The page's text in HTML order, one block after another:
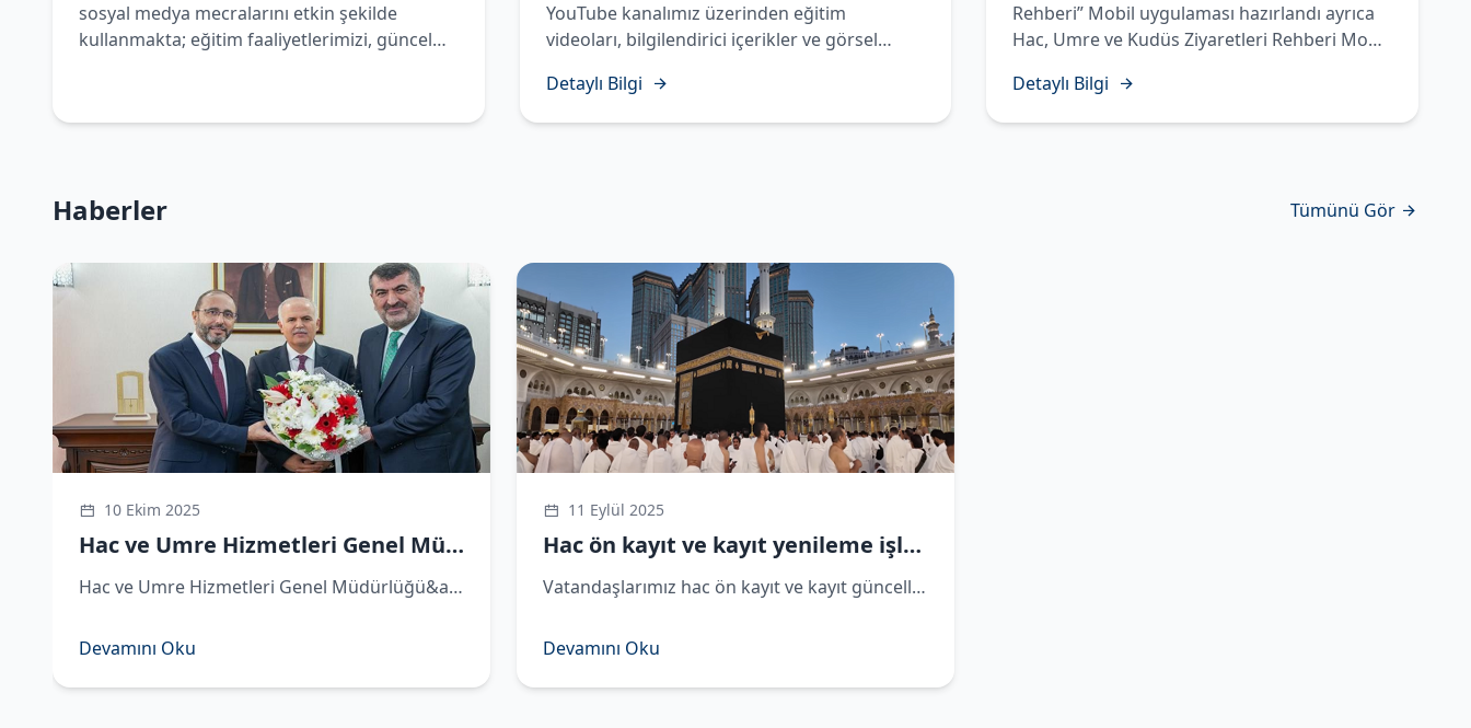
sosyal medya mecralarını etkin şekilde
kullanmakta; eğitim faaliyetlerimizi, güncel
vatandaşlarımızla paylaşmaktayız. Bizleri
Umre yolculuğunuza dair doğru ve güncel
bilgilere kolaylıkla ulaşabilirsiniz.
Sosyal Medya Hesaplarımız
https://x.com/hacveumredib
https://www.instagram.com/hacveumredib
https://www.facebook.com/hacveumredib
https://sosyal.teknofest.app/@hacveumredib
https://www.youtube.com/@hacveumredib
YouTube kanalımız üzerinden eğitim
videoları, bilgilendirici içerikler ve görsel
Hac ve Umre ibadetlerine en doğru şekilde
hazırlanmalarını desteklemekteyiz. Kanalımızı
Detaylı Bilgi
Rehberi” Mobil uygulaması hazırlandı ayrıca
Hac, Umre ve Kudüs Ziyaretleri Rehberi Mobil
sesli, görüntülü ve işaret diliyle hazırlanarak
vatandaşlarımızın istifadesine sunuldu.
Detaylı Bilgi
Haberler Tümünü Gör
10 Ekim 2025
Hac ve Umre Hizmetleri Genel Müdürü Demirhan göreve başladı
Hac ve Umre Hizmetleri Genel Müdürlüğü&amp;#039;ne atanan Hüseyin Demirhan görevi Remzi Bircan&amp;#039;dan devraldı. ​Hac ve Umre Hizmetleri Genel Müdürlüğü&amp;#039;ne atanan Hüseyin Demirhan, Diyanet İşleri Başkanlığı&amp;#039;nda d
Devamını Oku
11 Eylül 2025
Hac ön kayıt ve kayıt yenileme işlemleri devam ediyor
​Vatandaşlarımız hac ön kayıt ve kayıt güncelleme işlemlerini, 5 Eylül 2025 tarihine kadar e-Devlet üzerinden yapabilecekler.
Devamını Oku